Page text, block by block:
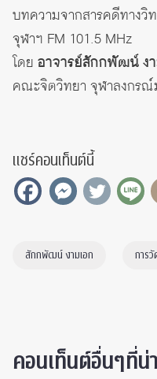
บทความจากสารคดีทางวิ
จุฬาฯ FM 101.5 MHz
โดย อาจารย์สักกพัฒน์ งา
คณะจิตวิทยา จุฬาลงกรณ์
แชร์คอนเท็นต์นี้
สักกพัฒน์ งามเอก การวั
คอนเท็นต์อื่นๆที่น่